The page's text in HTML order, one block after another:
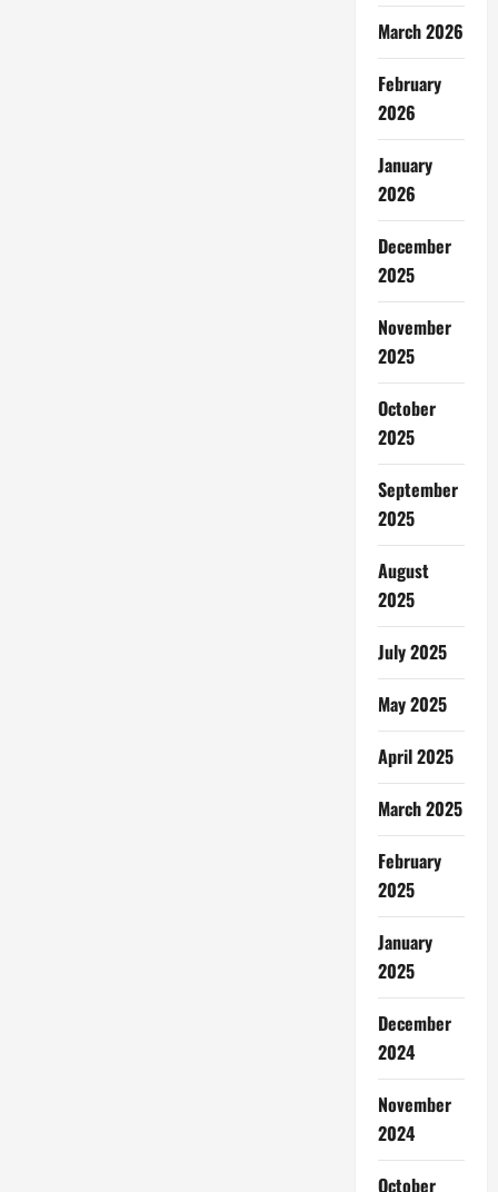
March 2026
February
2026
January
2026
December
2025
November
2025
October
2025
September
2025
August
2025
July 2025
May 2025
April 2025
March 2025
February
2025
January
2025
December
2024
November
2024
October